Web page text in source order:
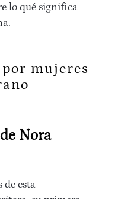
lo qué significa
Nora
de esta